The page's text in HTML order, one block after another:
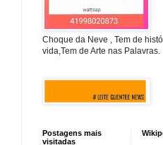
Choque da Neve , Tem de
vida,Tem de Arte nas Palavras.
Postagens mais
visitadas